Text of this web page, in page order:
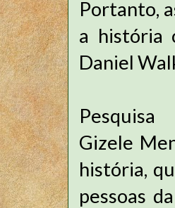
Portanto,
a história
Daniel
Pesquisa
Gizele
história,
pessoas